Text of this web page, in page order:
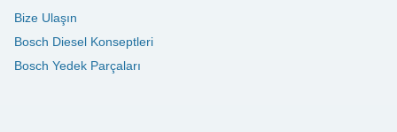
Bize Ulaşın
Bosch Diesel Konseptleri
Bosch Yedek Parçaları